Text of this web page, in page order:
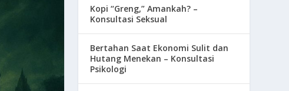
Kopi “Greng,” Amankah? –
Konsultasi Seksual
Bertahan Saat Ekonomi Sulit dan
Hutang Menekan – Konsultasi
Psikologi